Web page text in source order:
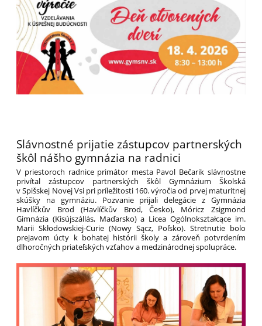
Slávnostné prijatie zástupcov partnerských
škôl nášho gymnázia na radnici
V priestoroch radnice primátor mesta Pavol Bečarik slávnostne
privítal zástupcov partnerských škôl Gymnázium Školská
v Spišskej Novej Vsi pri príležitosti 160. výročia od prvej maturitnej
skúšky na gymnáziu. Pozvanie prijali delegácie z Gymnázia
Havlíčkův Brod (Havlíčkův Brod, Česko), Móricz Zsigmond
Gimnázia (Kisújszállás, Maďarsko) a Licea Ogólnokształcące im.
Marii Skłodowskiej-Curie (Nowy Sącz, Poľsko). Stretnutie bolo
prejavom úcty k bohatej histórii školy a zároveň potvrdením
dlhoročných priateľských vzťahov a medzinárodnej spolupráce.